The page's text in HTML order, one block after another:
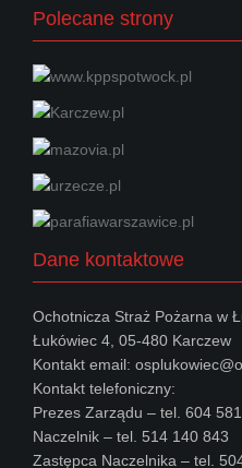
Polecane strony
Dane kontaktowe
Ochotnicza Straż Pożarna w
Łukówiec 4, 05-480 Karczew
Kontakt email:
Kontakt telefoniczny:
Prezes Zarządu – tel. 604
Naczelnik – tel. 514 140 843
Zastępca Naczelnika – tel.